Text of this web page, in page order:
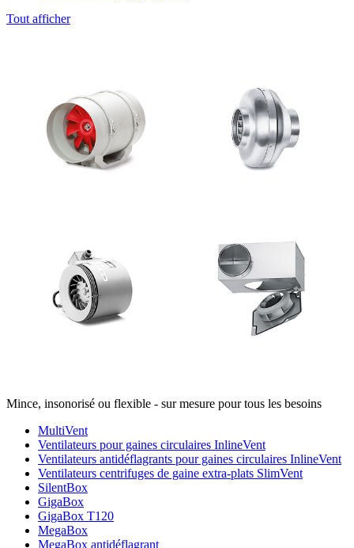
Tout afficher
Mince, insonorisé ou flexible - sur mesure pour tous les besoins
MultiVent
Ventilateurs pour gaines circulaires InlineVent
Ventilateurs antidéflagrants pour gaines circulaires InlineVent
Ventilateurs centrifuges de gaine extra-plats SlimVent
SilentBox
GigaBox
GigaBox T120
MegaBox
MegaBox antidéflagrant